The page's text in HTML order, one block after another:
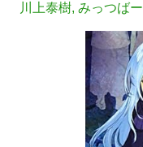
川上泰樹, みっつばー